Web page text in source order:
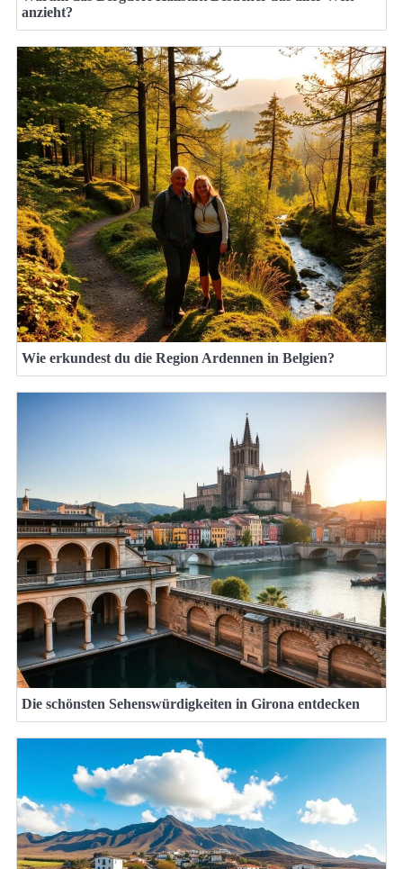
anzieht?
Wie erkundest du die Region Ardennen in Belgien?
Die schönsten Sehenswürdigkeiten in Girona entdecken